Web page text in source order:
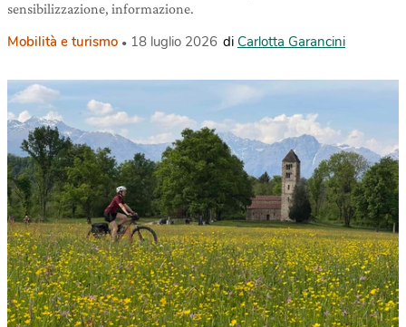
sensibilizzazione, informazione.
Mobilità e turismo 18 luglio 2026 di Carlotta Garancini